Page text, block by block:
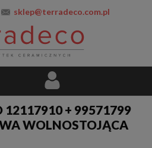
sklep@terradeco.com.pl
+ 99571799
WOLNOSTOJĄCA